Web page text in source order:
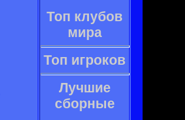
Топ клубов
мира
Топ игроков
Лучшие
сборные